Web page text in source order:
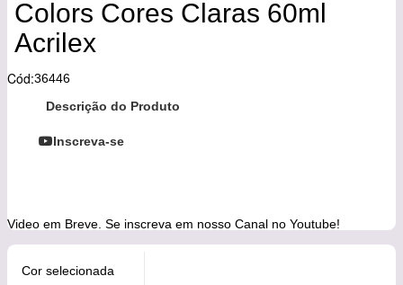
Colors Cores Claras 60ml
Acrilex
Cód:36446
Descrição do Produto
Inscreva-se
Video em Breve. Se inscreva em nosso Canal no Youtube!
Cor selecionada